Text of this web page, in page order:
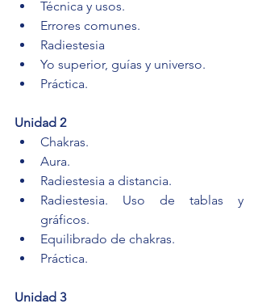
Técnica y usos.
Errores comunes.
Radiestesia
Yo superior, guías y universo.
Práctica.
Unidad 2
Chakras.
Aura.
Radiestesia a distancia.
Radiestesia. Uso de tablas y
gráficos.
Equilibrado de chakras.
Práctica.
Unidad 3